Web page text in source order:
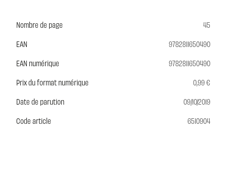
Nombre de page
45
EAN
9782811650490
EAN numérique
9782811650490
Prix du format numérique
0,99 €
Date de parution
09/10/2019
Code article
6510904